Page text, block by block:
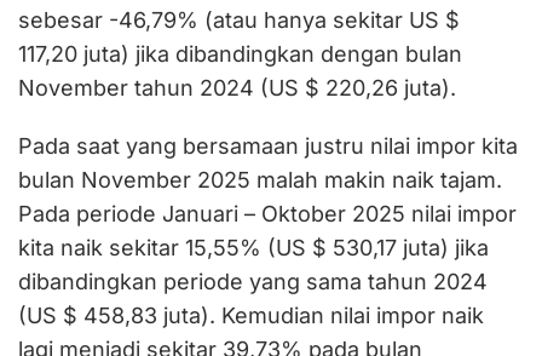
sebesar -46,79% (atau hanya sekitar US $
117,20 juta) jika dibandingkan dengan bulan
November tahun 2024 (US $ 220,26 juta).
Pada saat yang bersamaan justru nilai impor kita
bulan November 2025 malah makin naik tajam.
Pada periode Januari – Oktober 2025 nilai impor
kita naik sekitar 15,55% (US $ 530,17 juta) jika
dibandingkan periode yang sama tahun 2024
(US $ 458,83 juta). Kemudian nilai impor naik
lagi menjadi sekitar 39,73% pada bulan